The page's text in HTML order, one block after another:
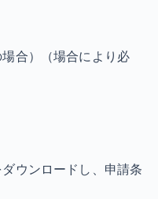
合）
（場合により必
ウンロードし、申請条